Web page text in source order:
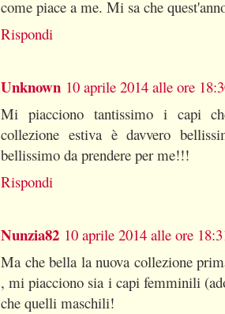
come piace a me. Mi sa che
Rispondi
Unknown 10 aprile 2014 alle ore
Mi piacciono tantissimo i capi
collezione estiva è davvero
bellissimo da prendere per me!!!
Rispondi
Nunzia82 10 aprile 2014 alle ore
Ma che bella la nuova collezione
, mi piacciono sia i capi femminili
che quelli maschili!